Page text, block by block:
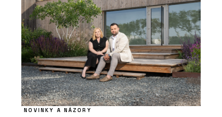
NOVINKY A NÁZORY